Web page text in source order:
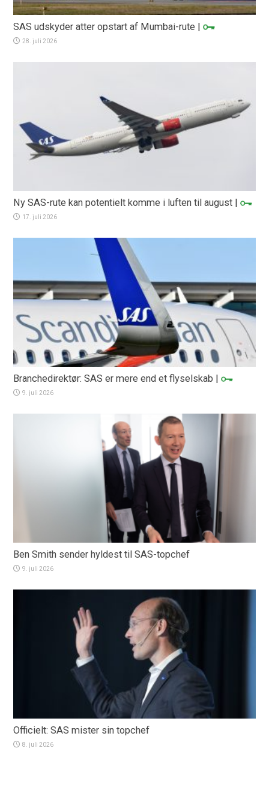
SAS udskyder atter opstart af Mumbai-rute |
28. juli 2026
Ny SAS-rute kan potentielt komme i luften til august |
17. juli 2026
Branchedirektør: SAS er mere end et flyselskab |
9. juli 2026
Ben Smith sender hyldest til SAS-topchef
9. juli 2026
Officielt: SAS mister sin topchef
8. juli 2026